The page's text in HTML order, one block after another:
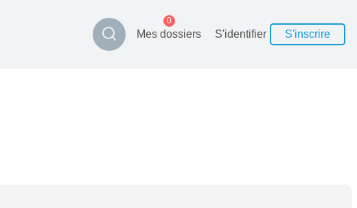
Mes dossiers
0
S'identifier S'inscrire